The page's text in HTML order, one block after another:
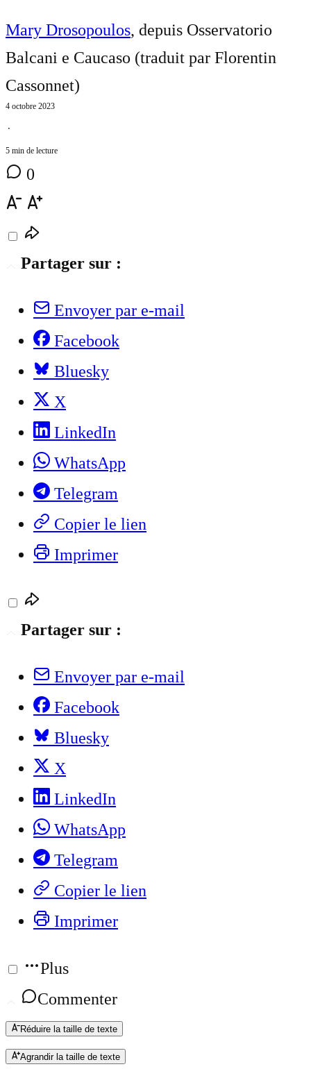
Mary Drosopoulos, depuis Osservatorio
Balcani e Caucaso (traduit par Florentin
Cassonnet)
4 octobre 2023
⋅
5 min de lecture
0
Partager sur :
Envoyer par e-mail
Facebook
Bluesky
X
LinkedIn
WhatsApp
Telegram
Copier le lien
Imprimer
Partager sur :
Envoyer par e-mail
Facebook
Bluesky
X
LinkedIn
WhatsApp
Telegram
Copier le lien
Imprimer
Plus
Commenter
Réduire la taille de texte
Agrandir la taille de texte